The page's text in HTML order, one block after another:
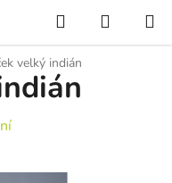
Hledat
KOŠÍK
velký indián